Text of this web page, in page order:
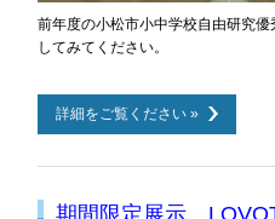
前年度の小松市小中学校自由研究
してみてください。
詳細をご覧ください »
期間限定展示